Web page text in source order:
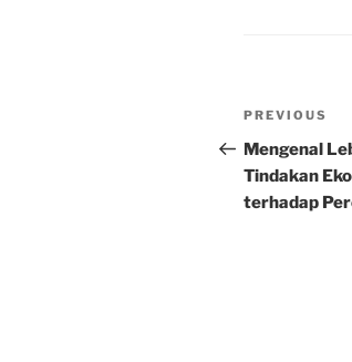
Post
Previous
Post
PREVIOUS
Mengenal
Tindakan
terhadap